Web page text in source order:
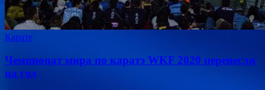
Карате
Чемпионат мира по каратэ WKF 2020 перенесли
на год